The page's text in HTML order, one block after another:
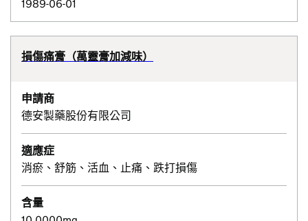
1989-06-01
損傷痛膏（萬靈膏加減味）
申請商
德安製藥股份有限公司
適應症
消瘀、舒筋、活血、止痛、跌打損傷
含量